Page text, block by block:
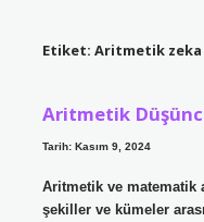
Etiket: Aritmetik
Aritmetik
Tarih: Kasım 9, 2024
Aritmetik ve matematik
şekiller ve kümeler